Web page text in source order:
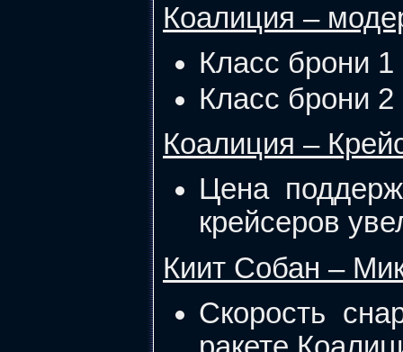
Коалиция –
Класс брони
Класс брони
Коалиция –
Цена
крейсеров
Киит Собан –
Скорость